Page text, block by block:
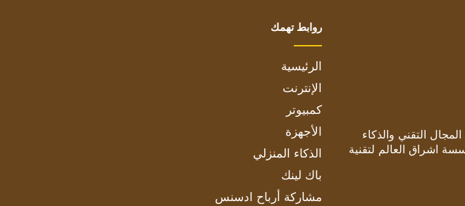
التقني والذكاء
اشراق العالم لتقنية
روابط تهمك
الرئيسية
الإنترنت
كمبيوتر
الأجهزة
الذكاء المنزلي
باك لينك
مشاركة أرباح ادسنس